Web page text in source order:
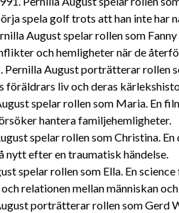
spela golf trots att han inte har
August spelar rollen som
och hemligheter när de
Pernilla August porträtterar rollen
föräldrars liv och deras
spelar rollen som Maria. En
hantera familjehemligheter.
spelar rollen som Christina.
efter en traumatisk händelse.
spelar rollen som Ella. En
relationen mellan människan
porträtterar rollen som Gerd